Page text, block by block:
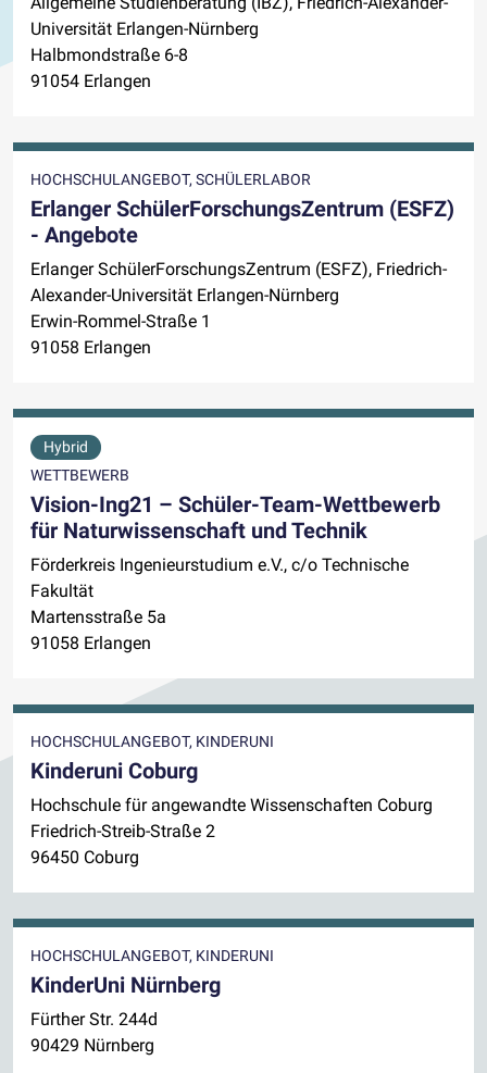
Universität Erlangen-Nürnberg
Halbmondstraße 6-8
91054 Erlangen
HOCHSCHULANGEBOT, SCHÜLERLABOR
Erlanger SchülerForschungsZentrum (ESFZ)
- Angebote
Erlanger SchülerForschungsZentrum (ESFZ), Friedrich-
Alexander-Universität Erlangen-Nürnberg
Erwin-Rommel-Straße 1
91058 Erlangen
Hybrid
WETTBEWERB
Vision-Ing21 – Schüler-Team-Wettbewerb
für Naturwissenschaft und Technik
Förderkreis Ingenieurstudium e.V., c/o Technische
Fakultät
Martensstraße 5a
91058 Erlangen
HOCHSCHULANGEBOT, KINDERUNI
Kinderuni Coburg
Hochschule für angewandte Wissenschaften Coburg
Friedrich-Streib-Straße 2
96450 Coburg
HOCHSCHULANGEBOT, KINDERUNI
KinderUni Nürnberg
Fürther Str. 244d
90429 Nürnberg